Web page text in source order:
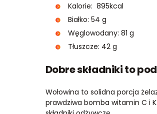
Kalorie: 895kcal
Białko: 54 g
Węglowodany: 81 g
Tłuszcze: 42 g
Dobre składniki to
Wołowina to solidna porcja
prawdziwa bomba witamin C i